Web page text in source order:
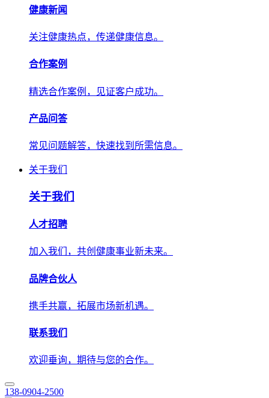
健康新闻
关注健康热点，传递健康信息。
合作案例
精选合作案例，见证客户成功。
产品问答
常见问题解答，快速找到所需信息。
关于我们
关于我们
人才招聘
加入我们，共创健康事业新未来。
品牌合伙人
携手共赢，拓展市场新机遇。
联系我们
欢迎垂询，期待与您的合作。
138-0904-2500